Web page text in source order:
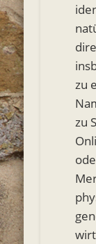
zu
zu